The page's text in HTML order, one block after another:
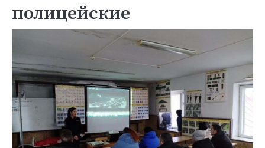
полицейские